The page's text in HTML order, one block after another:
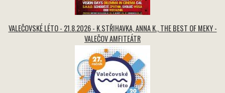
VALEČOVSKÉ LÉTO - 21.8.2026 - K.STŘIHAVKA, ANNA K., THE BEST OF MEKY -
VALEČOV AMFITEÁTR